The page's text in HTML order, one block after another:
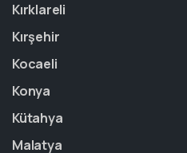
Kırklareli
Kırşehir
Kocaeli
Konya
Kütahya
Malatya